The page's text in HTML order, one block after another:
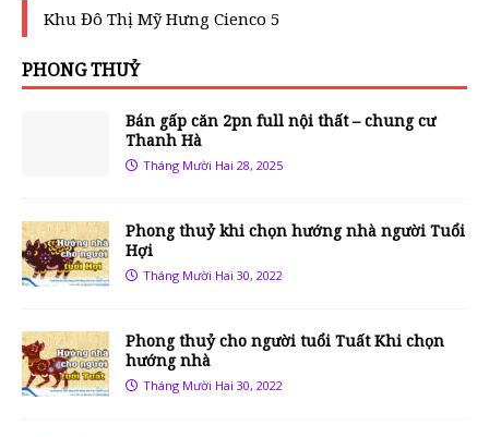
Khu Đô Thị Mỹ Hưng Cienco 5
PHONG THUỶ
Bán gấp căn 2pn full nội thất – chung cư
Thanh Hà
Tháng Mười Hai 28, 2025
Phong thuỷ khi chọn hướng nhà người Tuổi
Hợi
Tháng Mười Hai 30, 2022
Phong thuỷ cho người tuổi Tuất Khi chọn
hướng nhà
Tháng Mười Hai 30, 2022